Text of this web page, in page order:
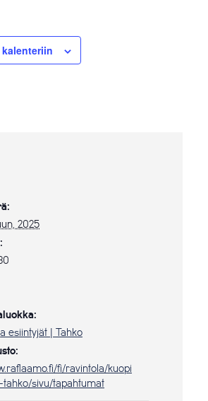
2025
esiintyjät | Tahko
fi/ravintola/kuopi
tahko/sivu/tapahtumat